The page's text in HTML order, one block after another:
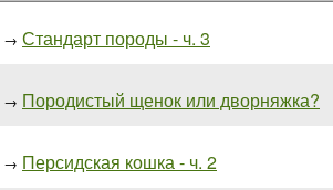
→ Стандарт породы - ч. 3
→ Породистый щенок или дворняжка?
→ Персидская кошка - ч. 2